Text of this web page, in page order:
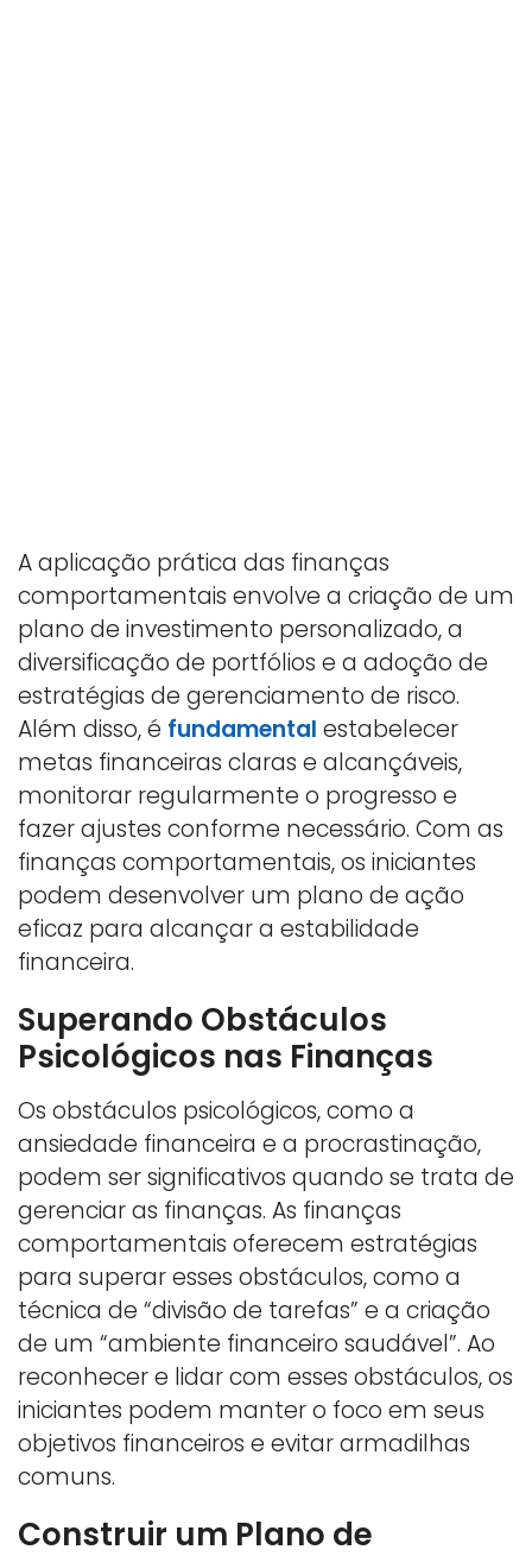
A aplicação prática das finanças
comportamentais envolve a criação de um
plano de investimento personalizado, a
diversificação de portfólios e a adoção de
estratégias de gerenciamento de risco.
Além disso, é fundamental estabelecer
metas financeiras claras e alcançáveis,
monitorar regularmente o progresso e
fazer ajustes conforme necessário. Com as
finanças comportamentais, os iniciantes
podem desenvolver um plano de ação
eficaz para alcançar a estabilidade
financeira.
Superando Obstáculos
Psicológicos nas Finanças
Os obstáculos psicológicos, como a
ansiedade financeira e a procrastinação,
podem ser significativos quando se trata de
gerenciar as finanças. As finanças
comportamentais oferecem estratégias
para superar esses obstáculos, como a
técnica de “divisão de tarefas” e a criação
de um “ambiente financeiro saudável”. Ao
reconhecer e lidar com esses obstáculos, os
iniciantes podem manter o foco em seus
objetivos financeiros e evitar armadilhas
comuns.
Construir um Plano de